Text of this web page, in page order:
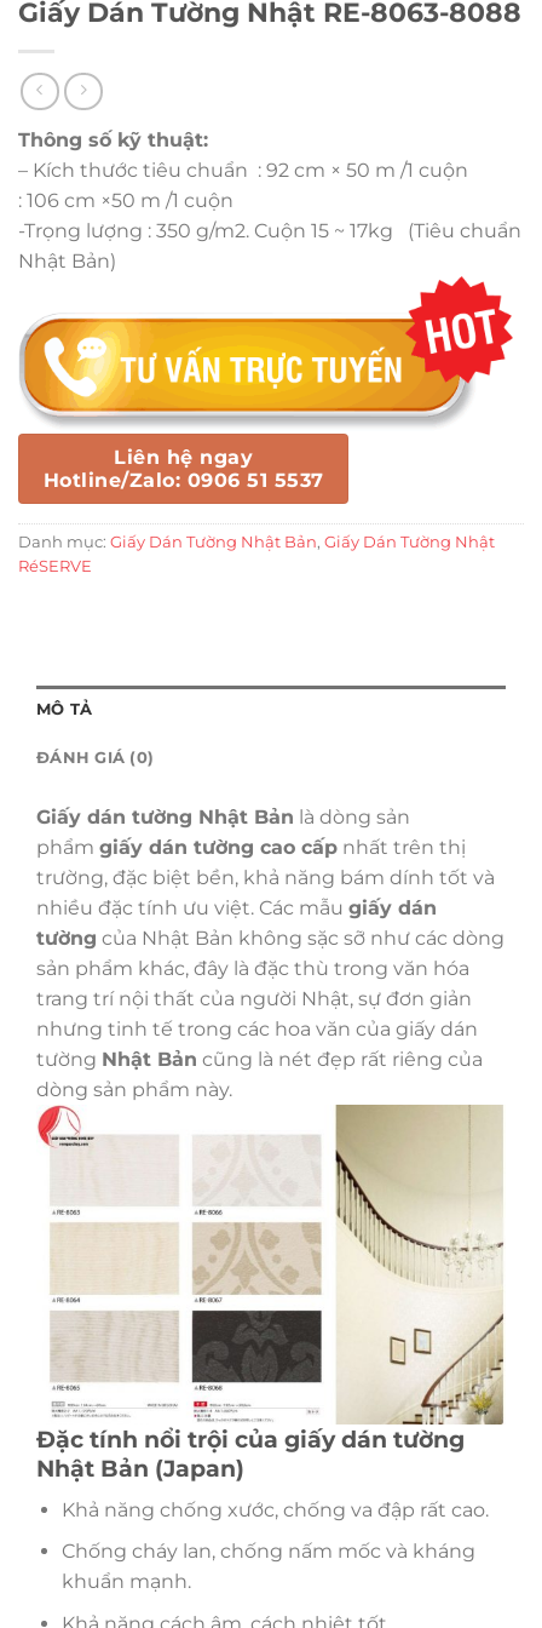
Giấy Dán Tường Nhật RE-8063-8088
Thông số kỹ thuật:
– Kích thước tiêu chuẩn : 92 cm × 50 m /1 cuộn
: 106 cm ×50 m /1 cuộn
-Trọng lượng : 350 g/m2. Cuộn 15 ~ 17kg (Tiêu chuẩn
Nhật Bản)
Liên hệ ngay
Hotline/Zalo: 0906 51 5537
Danh mục: Giấy Dán Tường Nhật Bản, Giấy Dán Tường Nhật
RéSERVE
MÔ TẢ
ĐÁNH GIÁ (0)
Giấy dán tường Nhật Bản là dòng sản
phẩm giấy dán tường cao cấp nhất trên thị
trường, đặc biệt bền, khả năng bám dính tốt và
nhiều đặc tính ưu việt. Các mẫu giấy dán
tường của Nhật Bản không sặc sỡ như các dòng
sản phẩm khác, đây là đặc thù trong văn hóa
trang trí nội thất của người Nhật, sự đơn giản
nhưng tinh tế trong các hoa văn của giấy dán
tường Nhật Bản cũng là nét đẹp rất riêng của
dòng sản phẩm này.
Đặc tính nổi trội của giấy dán tường
Nhật Bản (Japan)
Khả năng chống xước, chống va đập rất cao.
Chống cháy lan, chống nấm mốc và kháng
khuẩn mạnh.